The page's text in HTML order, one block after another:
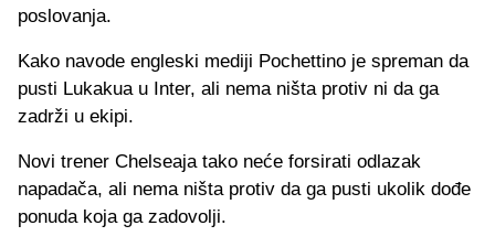
poslovanja.
Kako navode engleski mediji Pochettino je spreman da
pusti Lukakua u Inter, ali nema ništa protiv ni da ga
zadrži u ekipi.
Novi trener Chelseaja tako neće forsirati odlazak
napadača, ali nema ništa protiv da ga pusti ukolik dođe
ponuda koja ga zadovolji.